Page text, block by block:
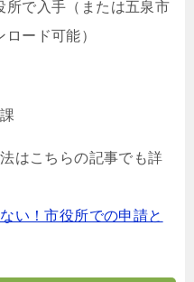
所で入手（または五泉市
ード可能）
はこちらの記事でも詳
い！市役所での申請と